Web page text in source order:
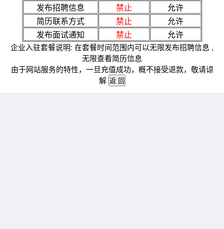
发布招聘信息
禁止
允许
简历联系方式
禁止
允许
发布面试通知
禁止 允许
企业入驻套餐说明: 在套餐时间范围内可以无限发布招聘信息 ,
无限查看简历信息
由于网站服务的特性，一旦充值成功，概不接受退款，敬请谅
解